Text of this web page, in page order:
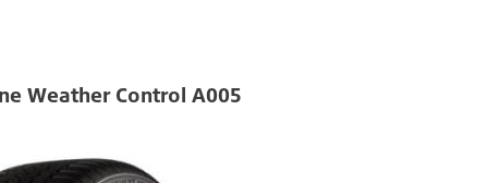
Weather Control A005